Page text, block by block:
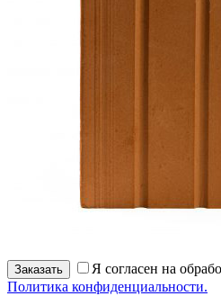
Заказать
Я согласен на
Политика конфиденциальности.